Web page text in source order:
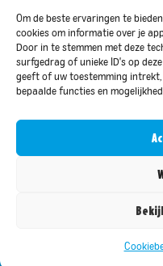
Om de beste ervaringen te
cookies om informatie over je
Door in te stemmen met deze
surfgedrag of unieke ID's op
geeft of uw toestemming intrekt,
bepaalde functies en
10X INTRO LES
Stap zelf achter de
en beleef de kick van